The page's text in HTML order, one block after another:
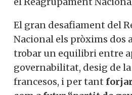
El gran desafiament del
Nacional els pròxims dos
trobar un equilibri entre
governabilitat, desig de
francesos, i per tant